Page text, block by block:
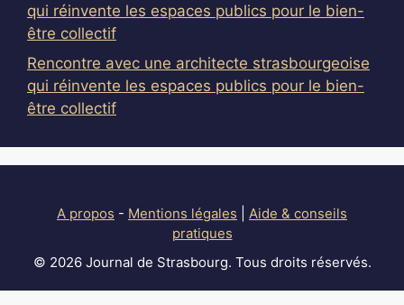
qui réinvente les espaces publics pour le bien-
être collectif
Rencontre avec une architecte strasbourgeoise
qui réinvente les espaces publics pour le bien-
être collectif
A propos - Mentions légales
Aide & conseils
pratiques
© 2026 Journal de Strasbourg. Tous droits réservés.